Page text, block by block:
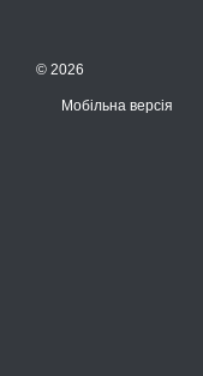
© 2026
Мобільна версія